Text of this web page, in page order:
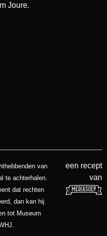
Joure.
van
te achterhalen.
dat rechten
dan kan hij
tot Museum
een recept
van